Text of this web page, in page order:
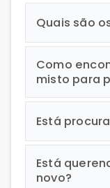
Quais são
Como
misto para
Está
Está
novo?